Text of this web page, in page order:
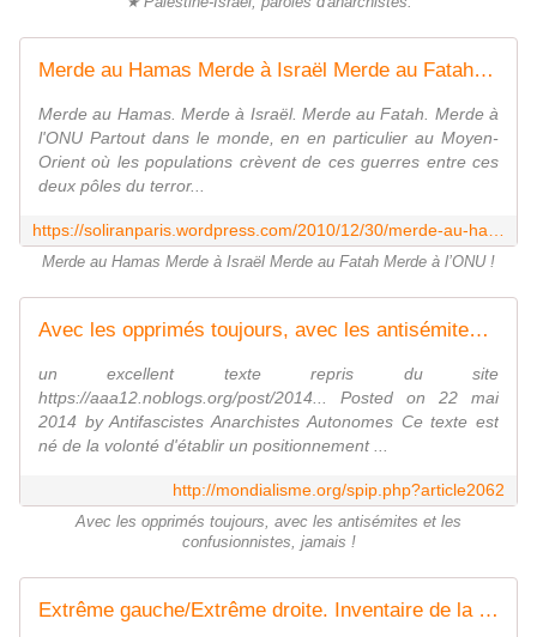
Merde au Hamas Merde à Israël Merde au Fatah Merde à l'ONU
Merde au Hamas. Merde à Israël. Merde au Fatah. Merde à
l'ONU Partout dans le monde, en en particulier au Moyen-
Orient où les populations crèvent de ces guerres entre ces
deux pôles du terror...
Merde au Hamas Merde à Israël Merde au Fatah Merde à l’ONU !
Avec les opprimés toujours, avec les antisémites et les confusionnistes, jamais !
un excellent texte repris du site
https://aaa12.noblogs.org/post/2014... Posted on 22 mai
2014 by Antifascistes Anarchistes Autonomes Ce texte est
né de la volonté d'établir un positionnement ...
http://mondialisme.org/spip.php?article2062
Avec les opprimés toujours, avec les antisémites et les
confusionnistes, jamais !
Extrême gauche/Extrême droite. Inventaire de la confusion (8) Thèmes propices à la confusion